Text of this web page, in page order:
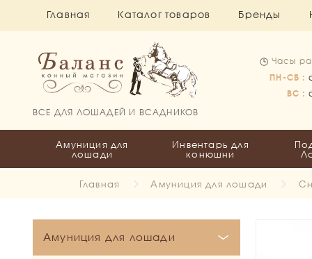
Главная Каталог товаров Бренды
ВСЕ ДЛЯ ЛОШАДЕЙ И ВСАДНИКОВ
Часы
ПН-СБ :
ВС :
Амуниция для
лошади
Инвентарь для
конюшни
Главная Амуниция для лошади
Амуниция для лошади